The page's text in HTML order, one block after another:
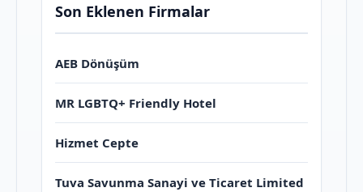
Son Eklenen Firmalar
AEB Dönüşüm
MR LGBTQ+ Friendly Hotel
Hizmet Cepte
Tuva Savunma Sanayi ve Ticaret Limited